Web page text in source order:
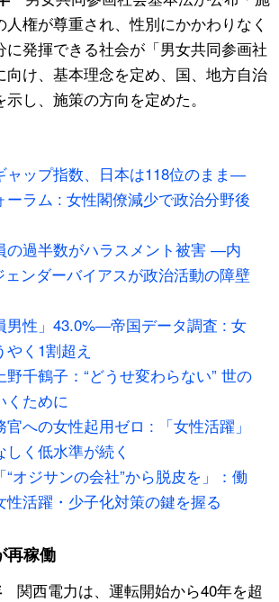
権が尊重され、性別にかかわりなく
に発揮できる社会が「男女共同参画社
向け、基本理念を定め、国、地方自治
し、施策の方向を定めた。
ャップ指数、日本は118位のまま―
ーラム : 女性閣僚減少で政治分野後
の過半数がハラスメント被害 ―内
ンダーバイアスが政治活動の障壁
男性」43.0%―帝国データ調査 : 女
く1割超え
千鶴子：“どうせ変わらない” 世の
くために
への女性起用ゼロ : 「女性活躍」
く低水準が続く
オジサンの会社”から脱皮を」：働
性活躍・少子化対策の鍵を握る
再稼働
関西電力は、運転開始から40年を超